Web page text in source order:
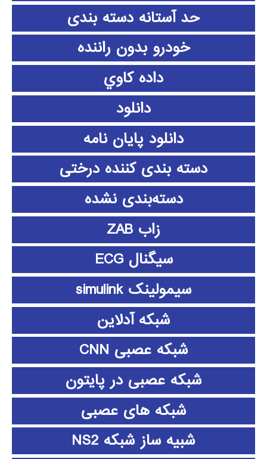
حد آستانه دسته بندی
خودرو بدون راننده
داده كاوي
دانلود
دانلود پايان نامه
دسته بندی کننده درختی
دسته‌بندی نشده
زاب ZAB
سیگنال ECG
سیمولینک simulink
شبکه آدلاین
شبکه عصبی CNN
شبکه عصبی در پایتون
شبکه های عصبی
شبیه ساز شبکه NS2